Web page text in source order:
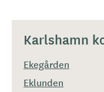
Karlshamn
Ekegården
Eklunden